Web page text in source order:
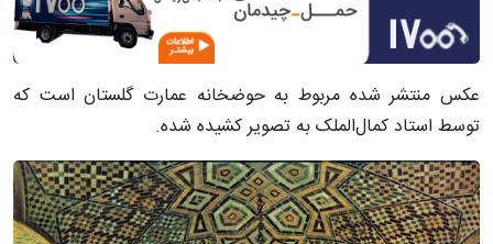
عکس منتشر شده مربوط به حوضخانه عمارت گلستان است که
توسط استاد کمال‌الملک به تصویر کشیده شده.